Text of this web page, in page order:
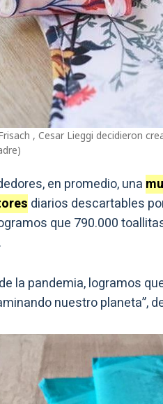
, Cesar Lieggi decidieron
en promedio, una
diarios descartables
que 790.000
la pandemia, logramos
nuestro planeta”,